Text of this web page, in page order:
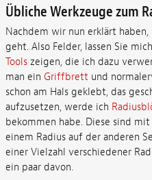
Übliche Werkzeuge zum
Nachdem wir nun erklärt
geht. Also Felder, lassen Sie
Toolszeigen, die ich dazu
man ein Griffbrett und
schon am Hals geklebt, das
aufzusetzen, werde ich
bekommen habe. Diese sind
einem Radius auf der anderen
einer Vielzahl verschiedener
ein paar davon.